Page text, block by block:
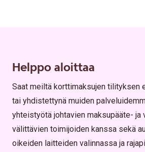
Helppo aloittaa
Saat meiltä korttimaksujen tilityksen
tai yhdistettynä muiden
yhteistyötä johtavien maksupääte- ja
välittävien toimijoiden kanssa sekä
oikeiden laitteiden valinnassa ja